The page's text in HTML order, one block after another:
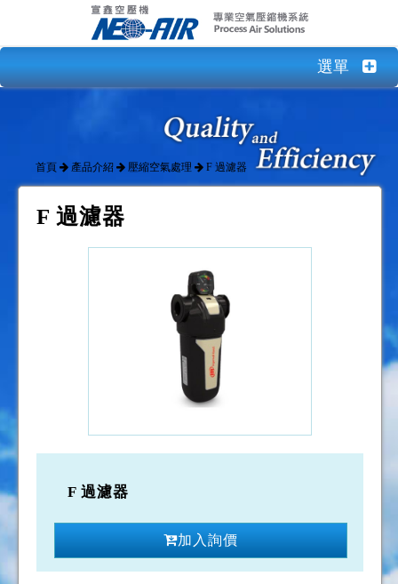
選單
首頁 產品介紹 壓縮空氣處理 F 過濾器
F 過濾器
F 過濾器
加入詢價